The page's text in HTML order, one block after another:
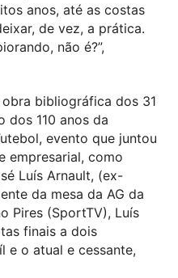
anos, até as costas
de vez, a prática.
não é?”,
bibliográfica dos 31
dos 110 anos da
evento que juntou
empresarial, como
Luís Arnault, (ex-
da mesa da AG da
Pires (SportTV), Luís
finais a dois
e o atual e cessante,